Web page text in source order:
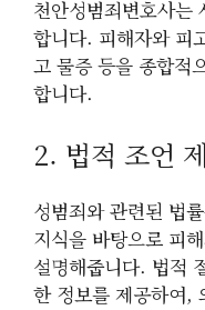
천안성범죄변호사는
합니다. 피해자와 피
고 물증 등을 종합적
합니다.
2. 법적 조언
성범죄와 관련된 법
지식을 바탕으로 피
설명해줍니다. 법적
한 정보를 제공하여,